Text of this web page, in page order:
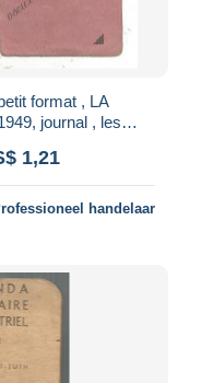
format , LA
journal , les
1,21
handelaar